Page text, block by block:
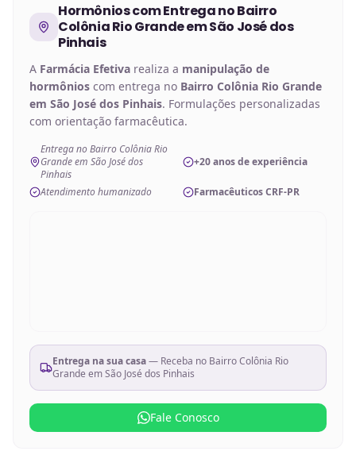
Hormônioscom Entrega noBairro
Colônia Rio Grande em São José dos
Pinhais
A Farmácia Efetiva realiza a manipulação de
hormônios com entrega no Bairro Colônia Rio Grande
em São José dos Pinhais. Formulações personalizadas
com orientação farmacêutica.
Entrega no Bairro Colônia Rio
Grande em São José dos
Pinhais
+20 anos de experiência
Atendimento humanizado Farmacêuticos CRF-PR
Entrega na sua casa— Receba no Bairro Colônia Rio
Grande em São José dos Pinhais
Fale Conosco